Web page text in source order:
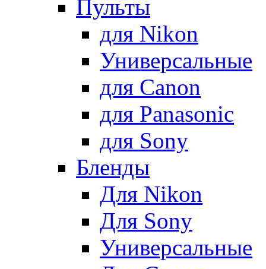
Пульты
для Nikon
Универсальные
для Canon
для Panasonic
для Sony
Бленды
Для Nikon
Для Sony
Универсальные